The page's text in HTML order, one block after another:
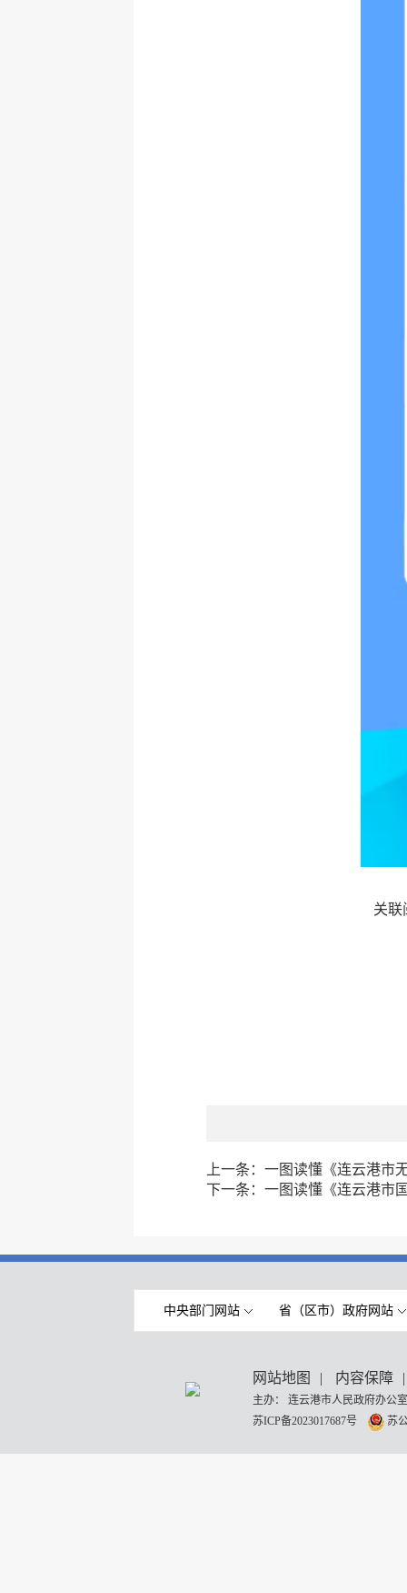
关联
上一条： 一图读懂《连云港市
下一条： 一图读懂《连云港市
中央部门网站 省（区市）政府网站
网站地图 | 内容保障 |
主办： 连云港市人民政府办
苏ICP备2023017687号
苏